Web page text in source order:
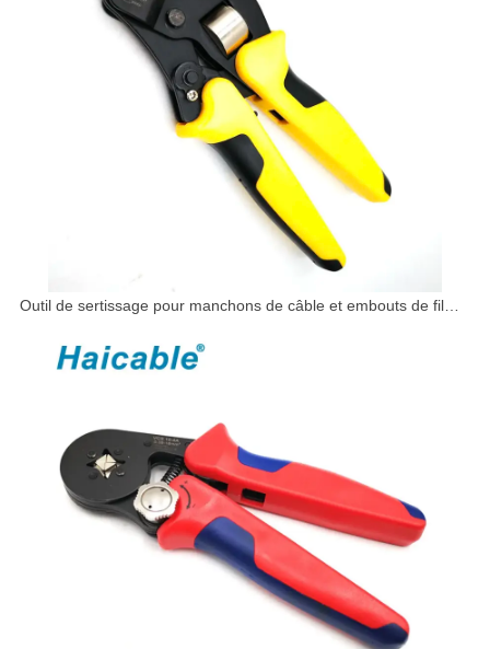
Outil de sertissage pour manchons de câble et embouts de fil